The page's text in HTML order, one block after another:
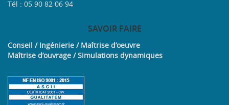
Tél : 05 90 82 06 94
SAVOIRFAIRE
Conseil / Ingénierie / Maîtrise d’oeuvre
Maîtrise d’ouvrage / Simulations dynamiques